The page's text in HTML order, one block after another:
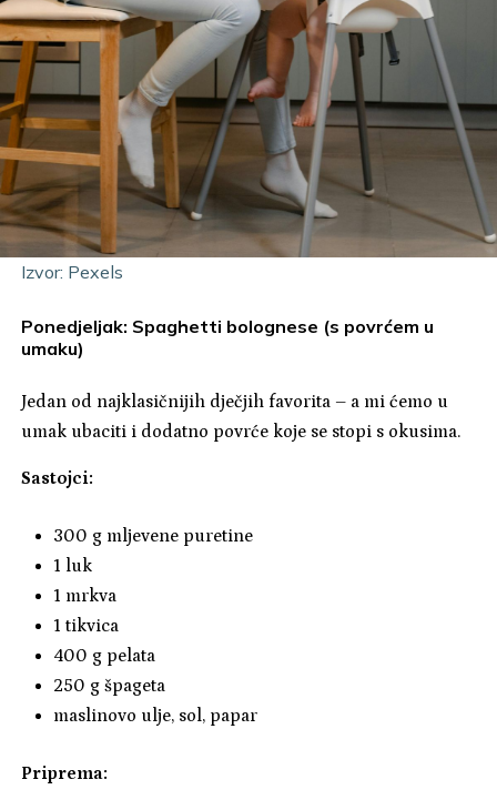
Izvor: Pexels
Ponedjeljak: Spaghetti bolognese (s povrćem u
umaku)
Jedan od najklasičnijih dječjih favorita – a mi ćemo u
umak ubaciti i dodatno povrće koje se stopi s okusima.
Sastojci:
300 g mljevene puretine
1 luk
1 mrkva
1 tikvica
400 g pelata
250 g špageta
maslinovo ulje, sol, papar
Priprema: